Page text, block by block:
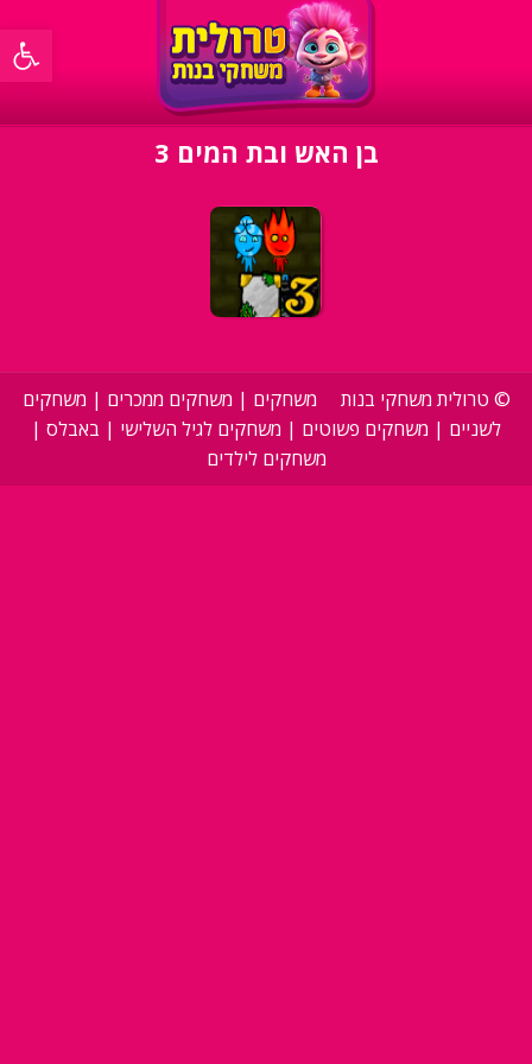
פתח
בן האש ובת המים 3
© טרולית משחקי בנות משחקים | משחקים ממכרים | משחקים
לשניים | משחקים פשוטים | משחקים לגיל השלישי | באבלס |
משחקים לילדים